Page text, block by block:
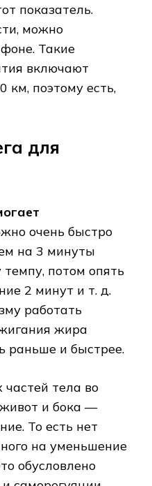
показатель.
можно
Такие
включают
км, поэтому есть,
для
очень быстро
на 3 минуты
потом опять
2 минут и т. д.
работать
жира
раньше и быстрее.
тела во
и бока —
То есть нет
на уменьшение
обусловлено